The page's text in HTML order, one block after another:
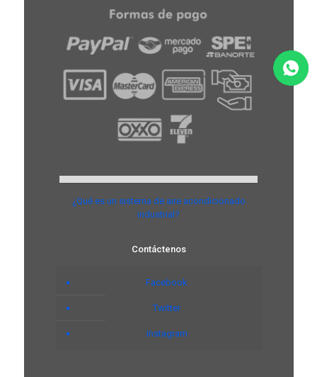
¿Qué es un sistema de aire acondicionado
industrial?
Contáctenos
Facebook
Twitter
Instagram